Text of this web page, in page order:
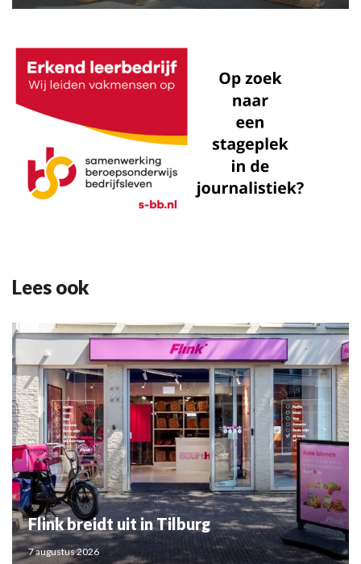
Lees ook
Flink breidt uit in Tilburg
7 augustus 2026